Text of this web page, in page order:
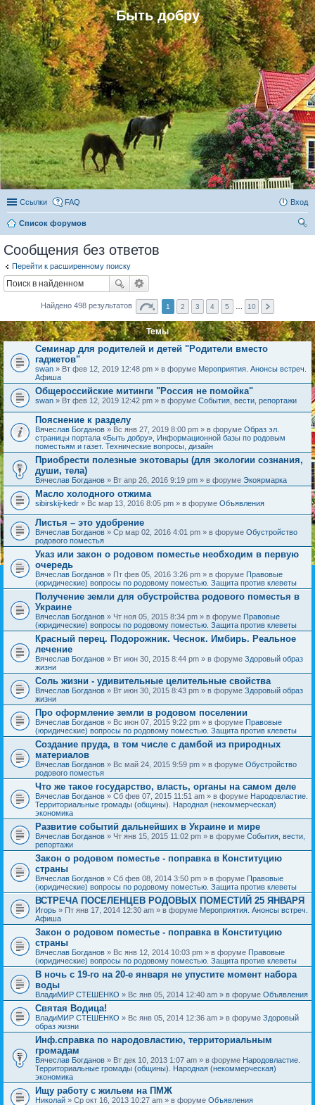
Быть добру
Ссылки FAQ Вход
Список форумов
Сообщения без ответов
Перейти к расширенному поиску
Найдено 498 результатов 1 2 3 4 5 10
Темы
Семинар для родителей и детей "Родители вместо
гаджетов"
swan » Вт фев 12, 2019 12:48 pm » в форуме Мероприятия. Анонсы встреч.
Афиша
Общероссийские митинги "Россия не помойка"
swan » Вт фев 12, 2019 12:42 pm » в форуме События, вести, репортажи
Пояснение к разделу
Вячеслав Богданов » Вс янв 27, 2019 8:00 pm » в форуме Образ эл.
страницы портала «Быть добру», Информационной базы по родовым
поместьям и газет. Технические вопросы, дизайн
Приобрести полезные экотовары (для экологии сознания,
души, тела)
Вячеслав Богданов » Вт апр 26, 2016 9:19 pm » в форуме Экоярмарка
Масло холодного отжима
sibirskij-kedr » Вс мар 13, 2016 8:05 pm » в форуме Объявления
Листья – это удобрение
Вячеслав Богданов » Ср мар 02, 2016 4:01 pm » в форуме Обустройство
родового поместья
Указ или закон о родовом поместье необходим в первую
очередь
Вячеслав Богданов » Пт фев 05, 2016 3:26 pm » в форуме Правовые
(юридические) вопросы по родовому поместью. Защита против клеветы
Получение земли для обустройства родового поместья в
Украине
Вячеслав Богданов » Чт ноя 05, 2015 8:34 pm » в форуме Правовые
(юридические) вопросы по родовому поместью. Защита против клеветы
Красный перец. Подорожник. Чеснок. Имбирь. Реальное
лечение
Вячеслав Богданов » Вт июн 30, 2015 8:44 pm » в форуме Здоровый образ
жизни
Соль жизни - удивительные целительные свойства
Вячеслав Богданов » Вт июн 30, 2015 8:43 pm » в форуме Здоровый образ
жизни
Про оформление земли в родовом поселении
Вячеслав Богданов » Вс июн 07, 2015 9:22 pm » в форуме Правовые
(юридические) вопросы по родовому поместью. Защита против клеветы
Создание пруда, в том числе с дамбой из природных
материалов
Вячеслав Богданов » Вс май 24, 2015 9:59 pm » в форуме Обустройство
родового поместья
Что же такое государство, власть, органы на самом деле
Вячеслав Богданов » Сб фев 07, 2015 11:51 am » в форуме Народовластие.
Территориальные громады (общины). Народная (некоммерческая)
экономика
Развитие событий дальнейших в Украине и мире
Вячеслав Богданов » Чт янв 15, 2015 11:02 pm » в форуме События, вести,
репортажи
Закон о родовом поместье - поправка в Конституцию
страны
Вячеслав Богданов » Сб фев 08, 2014 3:50 pm » в форуме Правовые
(юридические) вопросы по родовому поместью. Защита против клеветы
ВСТРЕЧА ПОСЕЛЕНЦЕВ РОДОВЫХ ПОМЕСТИЙ 25 ЯНВАРЯ
Игорь » Пт янв 17, 2014 12:30 am » в форуме Мероприятия. Анонсы встреч.
Афиша
Закон о родовом поместье - поправка в Конституцию
страны
Вячеслав Богданов » Вс янв 12, 2014 10:03 pm » в форуме Правовые
(юридические) вопросы по родовому поместью. Защита против клеветы
В ночь с 19-го на 20-е января не упустите момент набора
воды
ВладиМИР СТЕШЕНКО » Вс янв 05, 2014 12:40 am » в форуме Объявления
Святая Водица!
ВладиМИР СТЕШЕНКО » Вс янв 05, 2014 12:36 am » в форуме Здоровый
образ жизни
Инф.справка по народовластию, территориальным
громадам
Вячеслав Богданов » Вт дек 10, 2013 1:07 am » в форуме Народовластие.
Территориальные громады (общины). Народная (некоммерческая)
экономика
Ищу работу с жильем на ПМЖ
Николай » Ср окт 16, 2013 10:27 am » в форуме Объявления